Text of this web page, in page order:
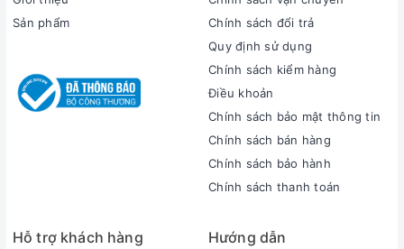
G15 AMD, được tích hợp APU Ryzen 7 5800H
tới 4,4 GHz
Sản phẩm
Chính sách đổi trả
Quy định sử dụng
Chính sách kiểm hàng
Điều khoản
Chính sách bảo mật thông tin
Chính sách bán hàng
Chính sách bảo hành
Chính sách thanh toán
Hỗ trợ khách hàng Hướng dẫn